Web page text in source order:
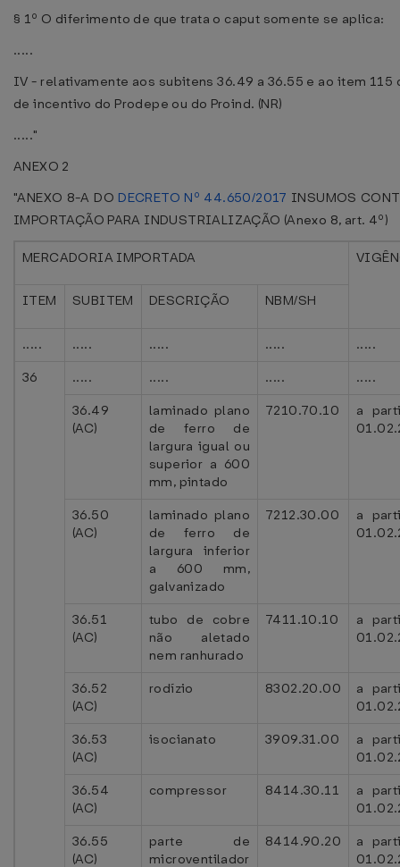
§ 1º O diferimento de que trata o caput somente se aplica:
.....
IV - relativamente aos subitens 36.49 a 36.55 e ao item
de incentivo do Prodepe ou do Proind. (NR)
....."
ANEXO 2
"ANEXO 8-A DO DECRETO Nº 44.650/2017 INSUMOS
IMPORTAÇÃO PARA INDUSTRIALIZAÇÃO (Anexo 8, art. 4º)
MERCADORIA IMPORTADA
ITEM SUBITEM DESCRIÇÃO NBM/SH
..... ..... ..... .....
.....
36
..... ..... .....
.....
36.49
(AC)
laminado plano
de ferro de
largura igual ou
superior a 600
mm, pintado
7210.70.10
a
36.50
(AC)
laminado plano
de ferro de
largura inferior
a 600 mm,
galvanizado
7212.30.00
a
36.51
(AC)
tubo de cobre
não aletado
nem ranhurado
7411.10.10
a
36.52
(AC)
rodízio 8302.20.00
a
36.53
(AC)
isocianato 3909.31.00
a
36.54
(AC)
compressor 8414.30.11
a
36.55
(AC)
parte de
microventilador
8414.90.20
a